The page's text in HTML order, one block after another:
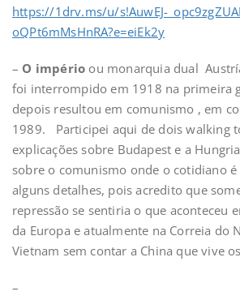
https://1drv.ms/u/s!AuwEJ-
oQPt6mMsHnRA?e=eiEk2y
– O império ou monarquia dual
foi interrompido em 1918 na primeira
depois resultou em comunismo , em
1989. Participei aqui de dois walking
explicações sobre Budapest e a
sobre o comunismo onde o cotidiano
alguns detalhes, pois acredito que
repressão se sentiria o que aconteceu
da Europa e atualmente na Correia do
Vietnam sem contar a China que vive
–